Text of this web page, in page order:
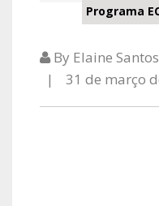
Programa
By Elaine Santos
31 de março